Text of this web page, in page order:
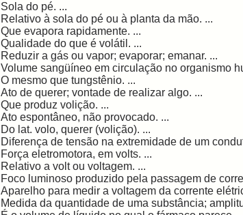
Sola do pé. ...
Relativo à sola do pé ou à planta da mão. ...
Que evapora rapidamente. ...
Qualidade do que é volátil. ...
Reduzir a gás ou vapor; evaporar; emanar. ...
Volume sangüíneo em circulação no organismo
O mesmo que tungstênio. ...
Ato de querer; vontade de realizar algo. ...
Que produz volição. ...
Ato espontâneo, não provocado. ...
Do lat. volo, querer (volição). ...
Diferença de tensão na extremidade de um
Força eletromotora, em volts. ...
Relativo a volt ou voltagem. ...
Foco luminoso produzido pela passagem de
Aparelho para medir a voltagem da corrente
Medida da quantidade de uma substância;